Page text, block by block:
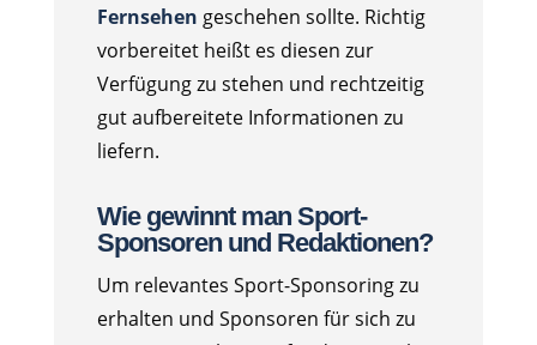
Fernsehen geschehen sollte. Richtig
vorbereitet heißt es diesen zur
Verfügung zu stehen und rechtzeitig
gut aufbereitete Informationen zu
liefern.
Wie gewinnt man Sport-
Sponsoren und Redaktionen?
Um relevantes Sport-Sponsoring zu
erhalten und Sponsoren für sich zu